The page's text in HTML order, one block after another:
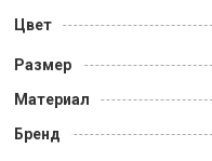
Цвет
Размер
Материал
Бренд